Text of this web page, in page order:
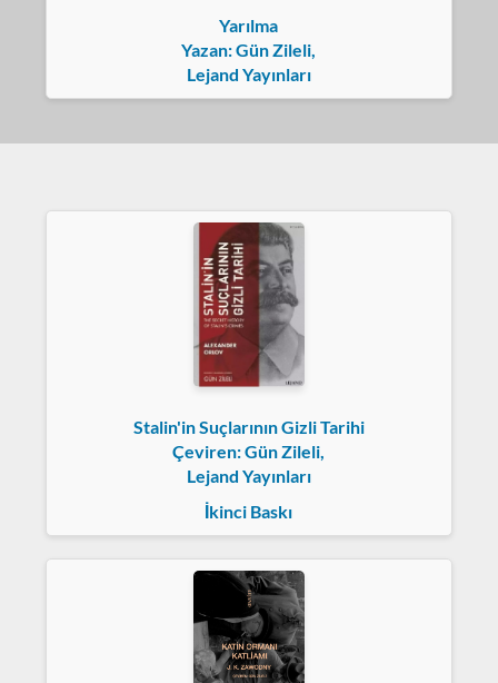
Yarılma
Yazan: Gün Zileli,
Lejand Yayınları
Stalin'in Suçlarının Gizli Tarihi
Çeviren: Gün Zileli,
Lejand Yayınları
İkinci Baskı